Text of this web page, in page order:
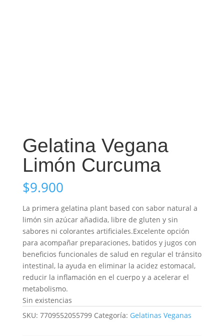
Gelatina Vegana
Limón Curcuma
$9.900
La primera gelatina plant based con sabor natural a
limón sin azúcar añadida, libre de gluten y sin
sabores ni colorantes artificiales.Excelente opción
para acompañar preparaciones, batidos y jugos con
beneficios funcionales de salud en regular el tránsito
intestinal, la ayuda en eliminar la acidez estomacal,
reducir la inflamación en el cuerpo y a acelerar el
metabolismo.
Sin existencias
SKU: 7709552055799 Categoría: Gelatinas Veganas